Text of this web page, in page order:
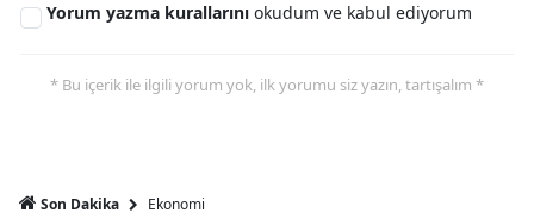
Yorum yazma kurallarını okudum ve kabul ediyorum
* Bu içerik ile ilgili yorum yok, ilk yorumu siz yazın, tartışalım *
Son Dakika Ekonomi